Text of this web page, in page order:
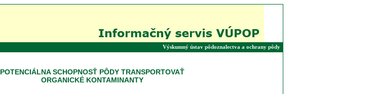
Výskumný ústav pôdoznalectva a ochrany pôdyo
POTENCIÁLNA SCHOPNOSŤ PÔDY TRANSPORTOVAŤ
ORGANICKÉ KONTAMINANTY